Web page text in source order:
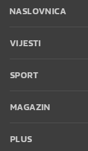
NASLOVNICA
VIJESTI
SPORT
MAGAZIN
PLUS